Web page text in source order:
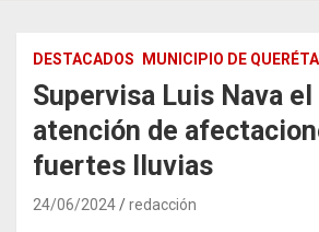
DESTACADOS MUNICIPIO DE
Supervisa Luis Nava
atención de
fuertes lluvias
24/06/2024 redacción